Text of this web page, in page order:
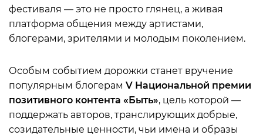
фестиваля — это не просто глянец, а живая
платформа общения между артистами,
блогерами, зрителями и молодым поколением.
Особым событием дорожки станет вручение
популярным блогерам V Национальной премии
позитивного контента «Быть», цель которой —
поддержать авторов, транслирующих добрые,
созидательные ценности, чьи имена и образы